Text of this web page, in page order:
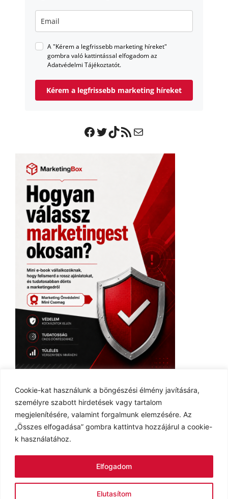
Cookie-kat használunk a böngészési élmény javítására,
személyre szabott hirdetések vagy tartalom
megjelenítésére, valamint forgalmunk elemzésére. Az
„Összes elfogadása” gombra kattintva hozzájárul a cookie-
k használatához.
Elutasítom
Elfogadom
A "Kérem a legfrissebb marketing híreket"
gombra való kattintással elfogadom az
Adatvédelmi Tájékoztatót.
Kérem a legfrissebb marketing híreket
Facebook
Twitter
TikTok
RSS Feed
Mail
Adatvédelmi tájékoztató
Cookie tájékoztató
Impresszum
Kapcsolat